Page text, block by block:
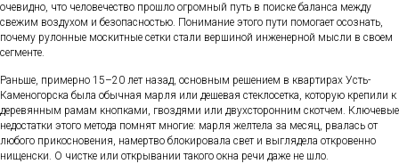
очевидно, что человечество прошло огромный путь в поиске баланса между
свежим воздухом и безопасностью. Понимание этого пути помогает осознать,
почему рулонные москитные сетки стали вершиной инженерной мысли в своем
сегменте.
Раньше, примерно 15–20 лет назад, основным решением в квартирах Усть-
Каменогорска была обычная марля или дешевая стеклосетка, которую крепили к
деревянным рамам кнопками, гвоздями или двухсторонним скотчем. Ключевые
недостатки этого метода помнят многие: марля желтела за месяц, рвалась от
любого прикосновения, намертво блокировала свет и выглядела откровенно
нищенски. О чистке или открывании такого окна речи даже не шло.